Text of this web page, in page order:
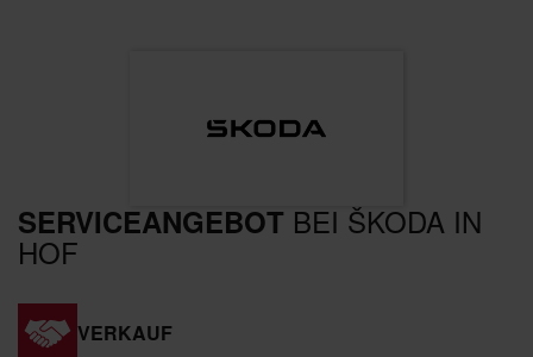
SERVICEANGEBOT BEI ŠKODA IN
HOF
VERKAUF